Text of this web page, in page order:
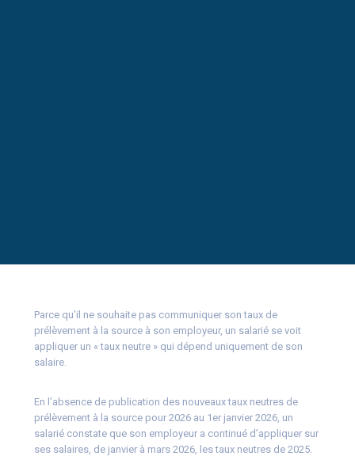
Parce qu’il ne souhaite pas communiquer son taux de
prélèvement à la source à son employeur, un salarié se voit
appliquer un « taux neutre » qui dépend uniquement de son
salaire.
En l’absence de publication des nouveaux taux neutres de
prélèvement à la source pour 2026 au 1er janvier 2026, un
salarié constate que son employeur a continué d’appliquer sur
ses salaires, de janvier à mars 2026, les taux neutres de 2025.